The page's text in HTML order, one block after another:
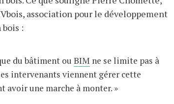
association pour le développement
:
du bâtiment ou BIM ne se limite pas à
intervenants viennent gérer cette
avoir une marche à monter. »